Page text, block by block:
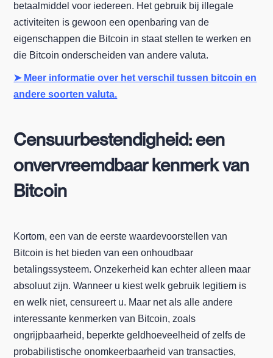
betaalmiddel voor iedereen. Het gebruik bij illegale
activiteiten is gewoon een openbaring van de
eigenschappen die Bitcoin in staat stellen te werken en
die Bitcoin onderscheiden van andere valuta.
➤ Meer informatie over het verschil tussen bitcoin en
andere soorten valuta.
Censuurbestendigheid: een
onvervreemdbaar kenmerk van
Bitcoin
Kortom, een van de eerste waardevoorstellen van
Bitcoin is het bieden van een onhoudbaar
betalingssysteem. Onzekerheid kan echter alleen maar
absoluut zijn. Wanneer u kiest welk gebruik legitiem is
en welk niet, censureert u. Maar net als alle andere
interessante kenmerken van Bitcoin, zoals
ongrijpbaarheid, beperkte geldhoeveelheid of zelfs de
probabilistische onomkeerbaarheid van transacties,